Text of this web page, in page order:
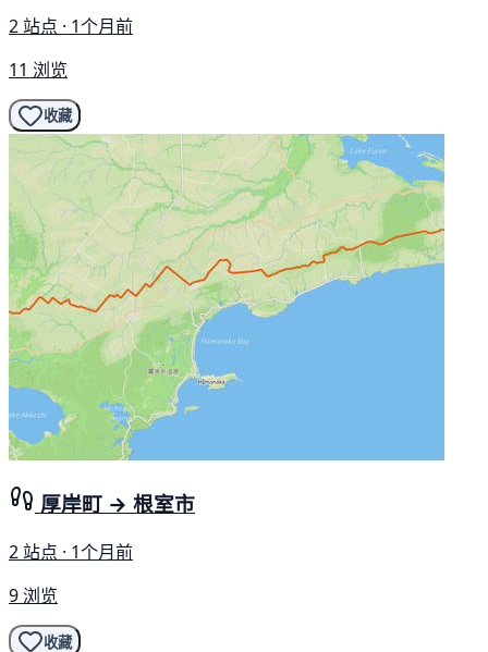
2 站点 · 1个月前
11 浏览
收藏
厚岸町 → 根室市
2 站点 · 1个月前
9 浏览
收藏